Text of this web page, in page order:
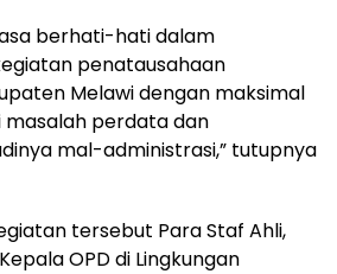
berhati-hati dalam
penatausahaan
Melawi dengan maksimal
perdata dan
mal-administrasi,” tutupnya
tersebut Para Staf Ahli,
OPD di Lingkungan